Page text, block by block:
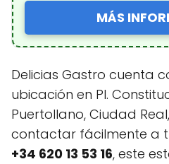
MÁS
Delicias Gastro cuenta
ubicación en Pl.
Puertollano, Ciudad
contactar fácilmente a
+34 620 13 53 16, este